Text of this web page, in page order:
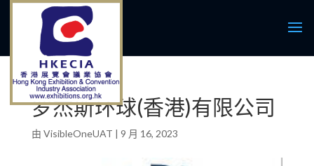
罗杰斯环球(香港)有限公司
由 VisibleOneUAT | 9 月 16, 2023